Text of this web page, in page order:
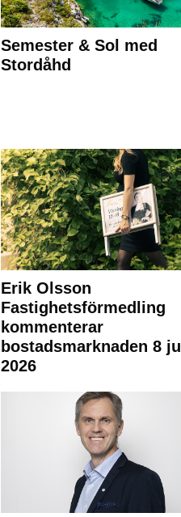
Semester & Sol med
Stordåhd
Erik Olsson
Fastighetsförmedling
kommenterar
bostadsmarknaden 8
2026